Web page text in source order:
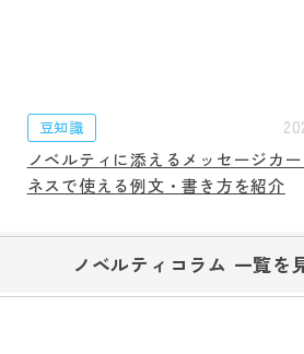
豆知識
ノベルティに添えるメッセージカ
ネスで使える例文・書き方を紹介
ノベルティコラム 一覧を